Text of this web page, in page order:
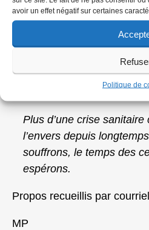
avoir un effet négatif sur certaines
Politique de
sont nés d’une réaction,
photographie telle que
renaîtra sous une forme
Plus d’une crise sanitaire
l’envers depuis
souffrons, le temps des
espérons.
Propos recueillis par
MP